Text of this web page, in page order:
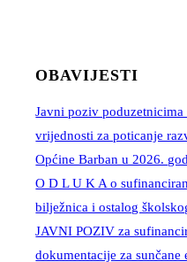
OBAVIJESTI
Javni poziv
vrijednosti za poticanje
Općine Barban u 2026.
O D L U K A o
bilježnica i ostalog
JAVNI POZIV za
dokumentacije za